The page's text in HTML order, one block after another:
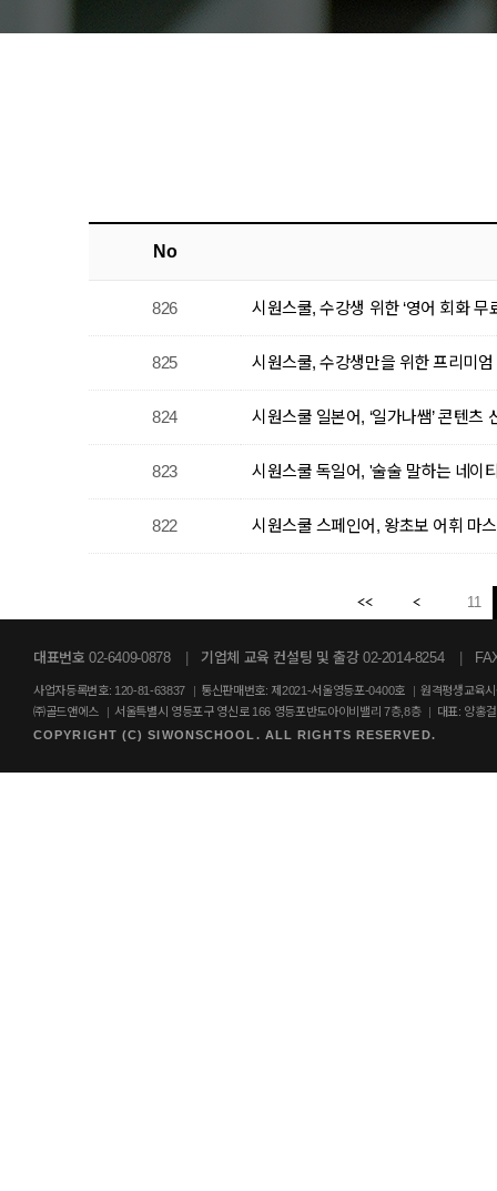
No
826 시원스쿨, 수강생 위한 ‘영어 회화 무
825 시원스쿨, 수강생만을 위한 프리미
824 시원스쿨 일본어, ‘일가나쌤’ 콘텐츠
823 시원스쿨 독일어, '술술 말하는 네이
822 시원스쿨 스페인어, 왕초보 어휘 마
11
대표번호 02-6409-0878 기업체 교육 컨설팅 및 출강 02-2014-8254
사업자등록번호: 120-81-63837 | 통신판매번호: 제2021-서울영등포-0400호 | 원격평생교육
㈜골드앤에스
| 서울특별시 영등포구 영신로 166 영등포반도아이비밸리 7층,8층 | 대표: 양홍
COPYRIGHT (C) SIWONSCHOOL. ALL RIGHTS RESERVED.